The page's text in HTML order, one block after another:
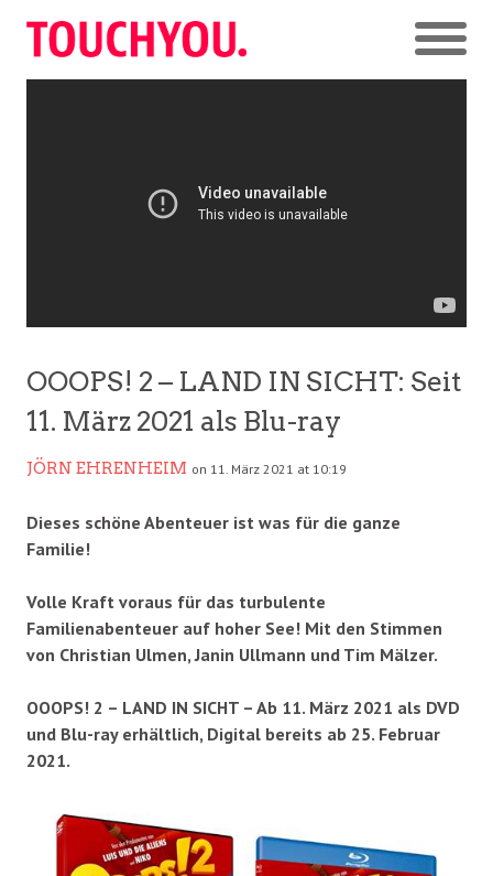
OOOPS! 2 – LAND IN SICHT: Seit
11. März 2021 als Blu-ray
JÖRN EHRENHEIM on 11. März 2021 at 10:19
Dieses schöne Abenteuer ist was für die ganze
Familie!
Volle Kraft voraus für das turbulente
Familienabenteuer auf hoher See! Mit den Stimmen
von Christian Ulmen, Janin Ullmann und Tim Mälzer.
OOOPS! 2 – LAND IN SICHT – Ab 11. März 2021 als DVD
und Blu-ray erhältlich, Digital bereits ab 25. Februar
2021.